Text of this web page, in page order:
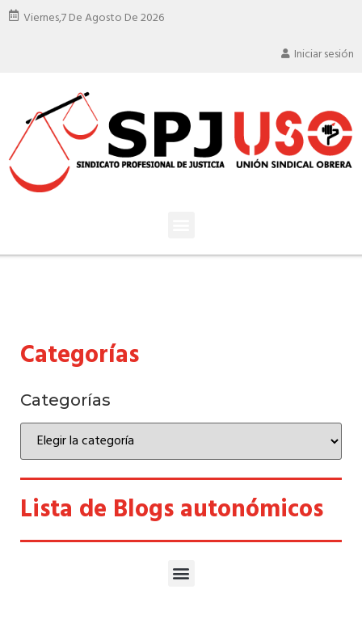
Viernes,7 De Agosto De 2026
Iniciar sesión
Categorías
Categorías
Lista de Blogs autonómicos